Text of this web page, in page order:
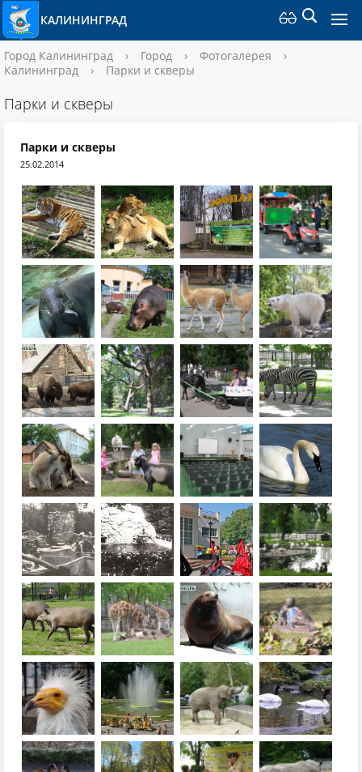
КАЛИНИНГРАД
Город Калининград › Город › Фотогалерея
›
Калининград
› Парки и скверы
Парки и скверы
Парки и скверы
25.02.2014